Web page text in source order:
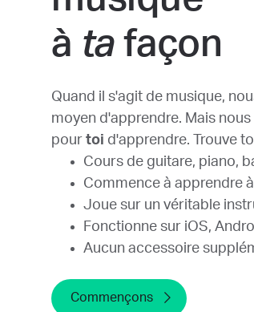
à ta façon
Quand il s'agit de musique,
moyen d'apprendre. Mais
pour toi d'apprendre. Trouve
Cours de guitare, piano,
Commence à apprendre
Joue sur un véritable
Fonctionne sur iOS,
Aucun accessoire
Commençons